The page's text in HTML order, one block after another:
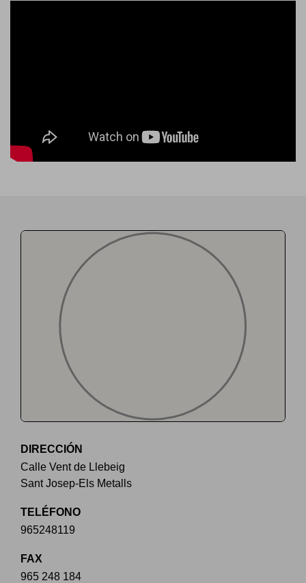
DIRECCIÓN
Calle Vent de Llebeig
Sant Josep-Els Metalls
TELÉFONO
965248119
FAX
965 248 184